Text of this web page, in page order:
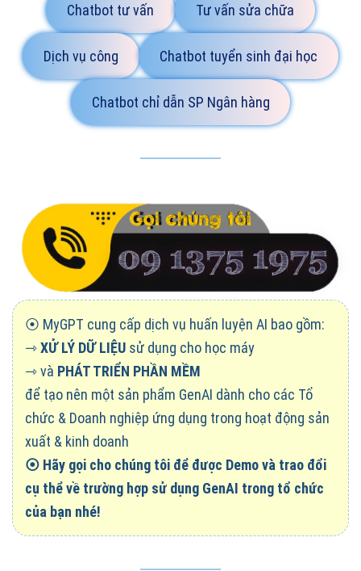
Chatbot tư vấn Tư vấn sửa chữa
Dịch vụ công Chatbot tuyển sinh đại học
Chatbot chỉ dẫn SP Ngân hàng
⦿ MyGPT cung cấp dịch vụ huấn luyện AI bao gồm:
⇾XỬ LÝ DỮ LIỆU sử dụng cho học máy
⇾ và PHÁT TRIỂN PHẦN MỀM
để tạo nên một sản phẩm GenAI dành cho các Tổ
chức & Doanh nghiệp ứng dụng trong hoạt động sản
xuất & kinh doanh
⦿ Hãy gọi cho chúng tôi để được Demo và trao đổi
cụ thể về trường hợp sử dụng GenAI trong tổ chức
của bạn nhé!